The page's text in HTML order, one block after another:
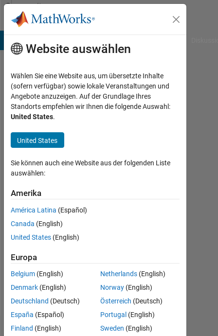
Weiter zum Inhalt
Community
Profile
Huw
Wadkin
Last
fast 5
Jahre
vor
seit
2021
Followers:
0
Follow
Dashboard
Website auswählen
Wählen Sie eine Website aus, um übersetzte Inhalte
(sofern verfügbar) sowie lokale Veranstaltungen und
Angebote anzuzeigen. Auf der Grundlage Ihres
Standorts empfehlen wir Ihnen die folgende Auswahl:
United States.
United States
Sie können auch eine Website aus der folgenden Liste
auswählen:
Amerika
América Latina (Español)
Canada (English)
United States (English)
Europa
Belgium (English)
Denmark (English)
Deutschland (Deutsch)
España (Español)
Finland (English)
Netherlands (English)
Norway (English)
Österreich (Deutsch)
Portugal (English)
Sweden (English)